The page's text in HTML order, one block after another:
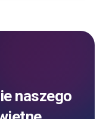
naszego